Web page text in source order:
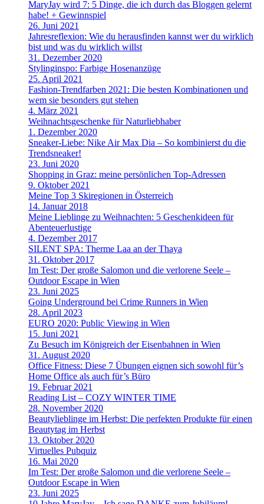
MaryJay wird 7: 5 Dinge, die ich durch das Bloggen gelernt
habe! + Gewinnspiel
26. Juni 2021
Jahresreflexion: Wie du herausfinden kannst wer du wirklich
bist und was du wirklich willst
31. Dezember 2020
Stylinginspo: Farbige Hosenanzüge
25. April 2021
Fashion-Trendfarben 2021: Die besten Kombinationen und
wem sie besonders gut stehen
4. März 2021
Weihnachtsgeschenke für Naturliebhaber
1. Dezember 2020
Sneaker-Liebe: Nike Air Max Dia – So kombinierst du die
Trendsneaker!
23. Juni 2020
Shopping in Graz: meine persönlichen Top-Adressen
9. Oktober 2021
Meine Top 3 Skiregionen in Österreich
14. Januar 2018
Meine Lieblinge zu Weihnachten: 5 Geschenkideen für
Abenteuerlustige
4. Dezember 2017
SILENT SPA: Therme Laa an der Thaya
31. Oktober 2017
Im Test: Der große Salomon und die verlorene Seele –
Outdoor Escape in Wien
23. Juni 2025
Going Underground bei Crime Runners in Wien
28. April 2023
EURO 2020: Public Viewing in Wien
15. Juni 2021
Zu Besuch im Königreich der Eisenbahnen in Wien
31. August 2020
Office Fitness: Diese 7 Übungen eignen sich sowohl für’s
Home Office als auch für’s Büro
19. Februar 2021
Reading List – COZY WINTER TIME
28. November 2020
Beautylieblinge im Herbst: Die perfekten Produkte für einen
Beautytag im Herbst
13. Oktober 2020
Virtuelles Pubquiz
16. Mai 2020
Im Test: Der große Salomon und die verlorene Seele –
Outdoor Escape in Wien
23. Juni 2025